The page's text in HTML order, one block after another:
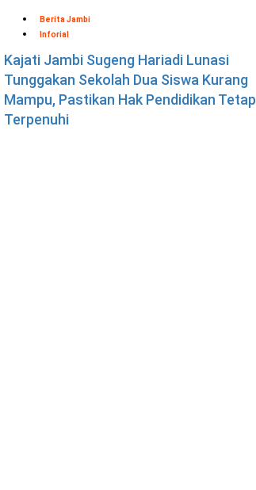
Berita Jambi
Inforial
Kajati Jambi Sugeng Hariadi Lunasi
Tunggakan Sekolah Dua Siswa Kurang
Mampu, Pastikan Hak Pendidikan Tetap
Terpenuhi